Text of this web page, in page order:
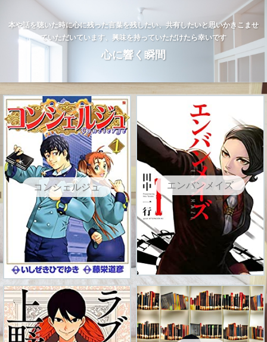
本や話を聴いた時に心に残った言葉を残したい、共有したいと思いかきこませ
ていただいています、興味を持っていただけたら幸いです
心に響く瞬間
コンシェルジュ エンバンメイズ